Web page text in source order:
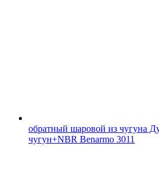
обратный шаровой из чугуна
чугун+NBR Benarmo 3011